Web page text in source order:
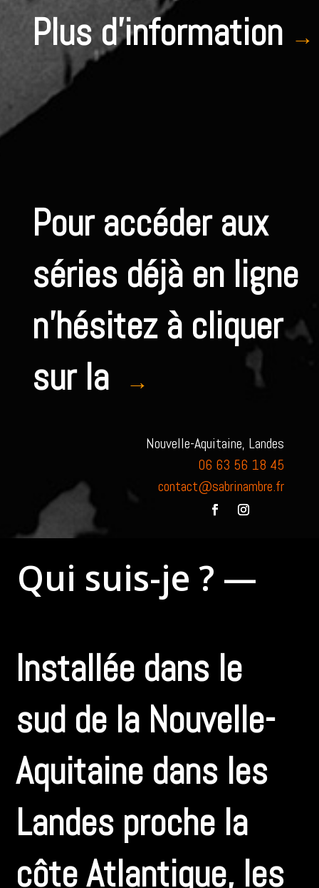
Plus d’information →
Pour accéder aux
séries déjà en ligne
n’hésitez à cliquer
sur la
→
Nouvelle-Aquitaine, Landes
06 63 56 18 45
contact@sabrinambre.fr
Qui suis-je ? —
Installée dans le
sud de la Nouvelle-
Aquitaine dans les
Landes proche la
côte Atlantique, les